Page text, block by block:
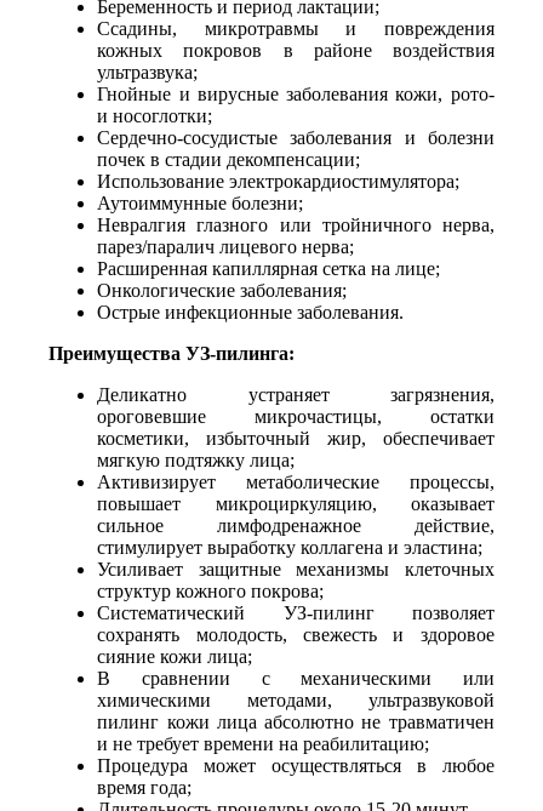
Беременность и период лактации;
Ссадины, микротравмы и повреждения
кожных покровов в районе воздействия
ультразвука;
Гнойные и вирусные заболевания кожи, рото-
и носоглотки;
Сердечно-сосудистые заболевания и болезни
почек в стадии декомпенсации;
Использование электрокардиостимулятора;
Аутоиммунные болезни;
Невралгия глазного или тройничного нерва,
парез/паралич лицевого нерва;
Расширенная капиллярная сетка на лице;
Онкологические заболевания;
Острые инфекционные заболевания.
Преимущества УЗ-пилинга:
Деликатно устраняет загрязнения,
ороговевшие микрочастицы, остатки
косметики, избыточный жир, обеспечивает
мягкую подтяжку лица;
Активизирует метаболические процессы,
повышает микроциркуляцию, оказывает
сильное лимфодренажное действие,
стимулирует выработку коллагена и эластина;
Усиливает защитные механизмы клеточных
структур кожного покрова;
Систематический УЗ-пилинг позволяет
сохранять молодость, свежесть и здоровое
сияние кожи лица;
В сравнении с механическими или
химическими методами, ультразвуковой
пилинг кожи лица абсолютно не травматичен
и не требует времени на реабилитацию;
Процедура может осуществляться в любое
время года;